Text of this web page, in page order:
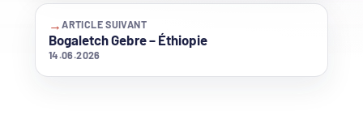
→ARTICLE SUIVANT
Bogaletch Gebre – Éthiopie
14.06.2026